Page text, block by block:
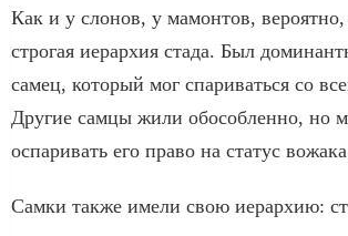
Как и у слонов, у мамонтов, вероятно,
строгая иерархия стада. Был
самец, который мог спариваться со
Другие самцы жили обособленно, но
оспаривать его право на статус
Самки также имели свою иерархию: